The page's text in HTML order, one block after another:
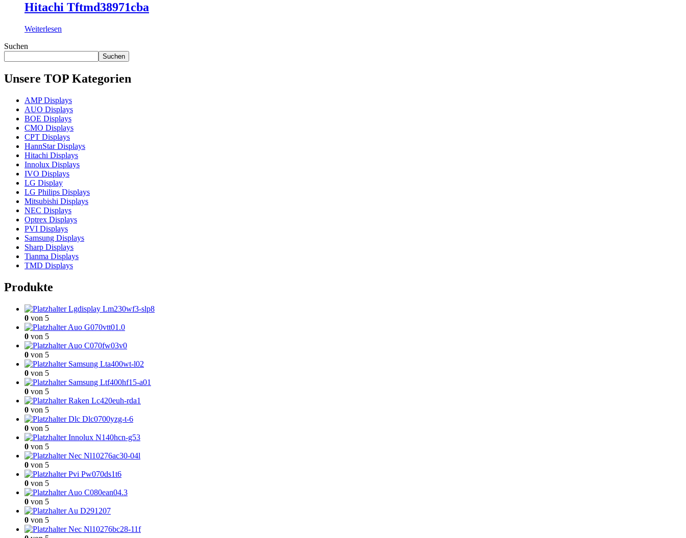
Hitachi Tftmd38971cba
Weiterlesen
Suchen
Suchen
Unsere TOP Kategorien
AMP Displays
AUO Displays
BOE Displays
CMO Displays
CPT Displays
HannStar Displays
Hitachi Displays
Innolux Displays
IVO Displays
LG Display
LG Philips Displays
Mitsubishi Displays
NEC Displays
Optrex Displays
PVI Displays
Samsung Displays
Sharp Displays
Tianma Displays
TMD Displays
Produkte
Lgdisplay Lm230wf3-slp8
0 von 5
Auo G070vtt01.0
0 von 5
Auo C070fw03v0
0 von 5
Samsung Lta400wt-l02
0 von 5
Samsung Ltf400hf15-a01
0 von 5
Raken Lc420euh-rda1
0 von 5
Dlc Dlc0700yzg-t-6
0 von 5
Innolux N140hcn-g53
0 von 5
Nec Nl10276ac30-04l
0 von 5
Pvi Pw070ds1t6
0 von 5
Auo C080ean04.3
0 von 5
Au D291207
0 von 5
Nec Nl10276bc28-11f